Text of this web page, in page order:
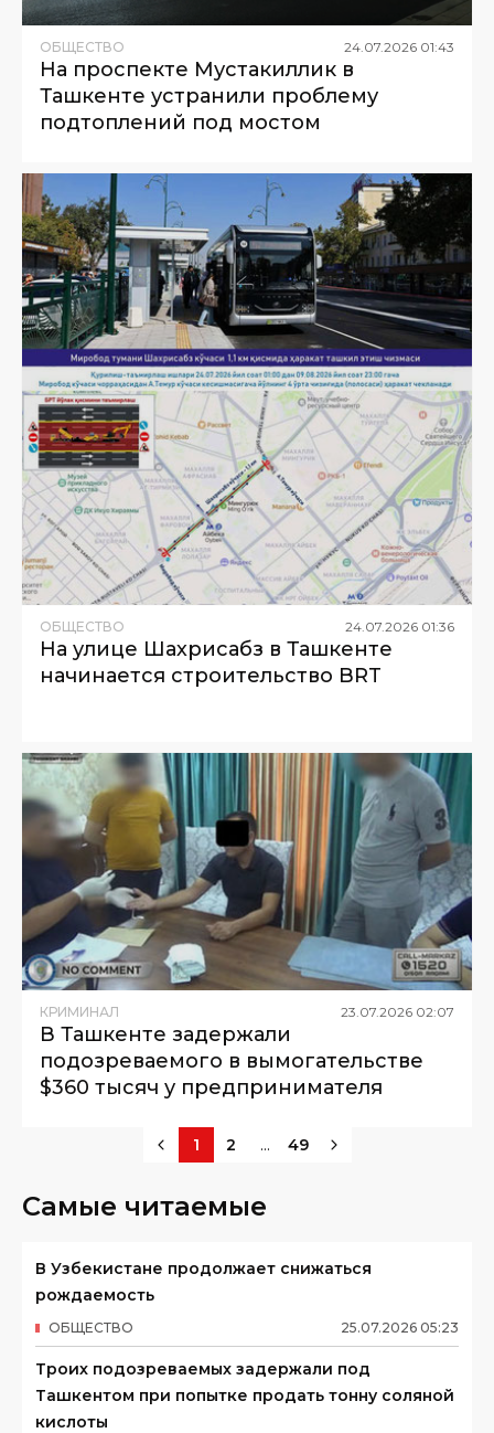
ОБЩЕСТВО 24 07 2026 01:43
На проспекте Мустакиллик в
Ташкенте устранили проблему
подтоплений под мостом
ОБЩЕСТВО 24 07 2026 01:36
На улице Шахрисабз в Ташкенте
начинается строительство BRT
КРИМИНАЛ 23 07 2026 02:07
В Ташкенте задержали
подозреваемого в вымогательстве
$360 тысяч у предпринимателя
1 2 ... 49
Самые читаемые
В Узбекистане продолжает снижаться
рождаемость
25.07.2026 05:23
ОБЩЕСТВО
Троих подозреваемых задержали под
Ташкентом при попытке продать тонну соляной
кислоты